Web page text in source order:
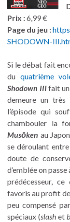
Prix :6,99 €
Page du jeu :
SHODOWN-
Si le débat fait
du quatrième
Shodown IIIfait un
demeure un
l’épisode qui
chambouler la
Musōken au
se déroulant
doute de
d’emblée on
prédécesseur,
favoris au profit de
peu compensé
spéciaux (slash et